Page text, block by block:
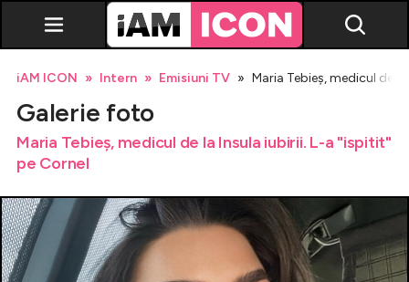
Vedete
Breaking news
Evenimente
iAM ICON Intern Emisiuni TV Maria Tebieş, medicul de
Galerie foto
Maria Tebieş, medicul de la Insula iubirii. L-a "ispitit"
pe Cornel